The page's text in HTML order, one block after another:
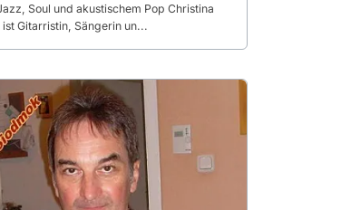
Soul und akustischem Pop Christina
ist Gitarristin, Sängerin un...